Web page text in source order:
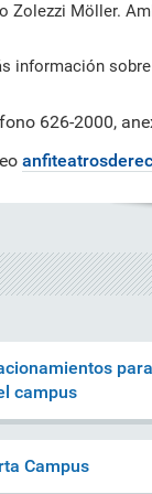
de la Iglesia
de investigación
colaborativa.
Zolezzi Möller.
información
626-2000,
campus
Campus